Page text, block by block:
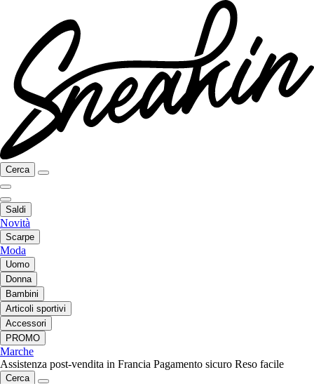
Cerca
Saldi
Novità
Scarpe
Moda
Uomo
Donna
Bambini
Articoli sportivi
Accessori
PROMO
Marche
Assistenza post-vendita in Francia Pagamento sicuro Reso facile
Cerca